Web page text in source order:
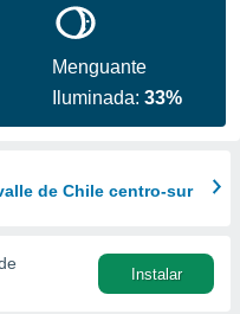
Menguante
Iluminada:33%
de Chile centro-sur
Instalar